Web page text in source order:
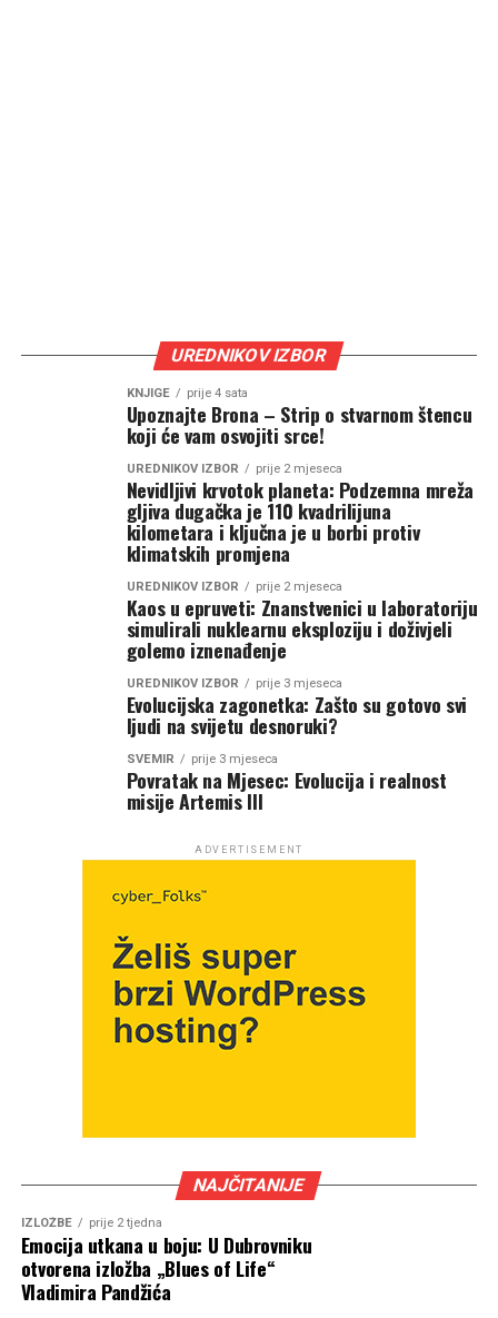
UREDNIKOV IZBOR
KNJIGE prije 4 sata
Upoznajte Brona – Strip o stvarnom štencu
koji će vam osvojiti srce!
UREDNIKOV IZBOR prije 2 mjeseca
Nevidljivi krvotok planeta: Podzemna mreža
gljiva dugačka je 110 kvadrilijuna
kilometara i ključna je u borbi protiv
klimatskih promjena
UREDNIKOV IZBOR prije 2 mjeseca
Kaos u epruveti: Znanstvenici u laboratoriju
simulirali nuklearnu eksploziju i doživjeli
golemo iznenađenje
UREDNIKOV IZBOR prije 3 mjeseca
Evolucijska zagonetka: Zašto su gotovo svi
ljudi na svijetu desnoruki?
SVEMIR prije 3 mjeseca
Povratak na Mjesec: Evolucija i realnost
misije Artemis III
ADVERTISEMENT
NAJČITANIJE
IZLOŽBE prije 2 tjedna
Emocija utkana u boju: U Dubrovniku
otvorena izložba „Blues of Life“
Vladimira Pandžića